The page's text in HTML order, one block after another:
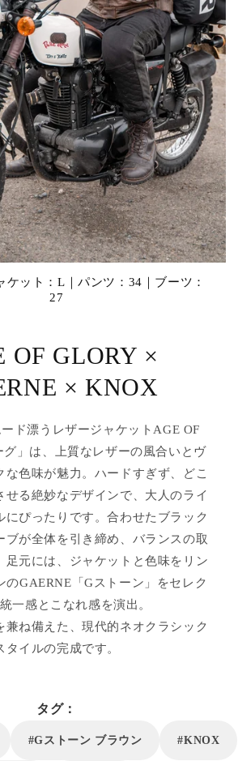
ケット：L｜パンツ：34｜ブーツ：
27
OF GLORY ×
× KNOX
ド漂うレザージャケットAGE OF
グ」は、上質なレザーの風合いとヴ
な色味が魅力。ハードすぎず、どこ
せる絶妙なデザインで、大人のライ
にぴったりです。合わせたブラック
ブが全体を引き締め、バランスの取
足元には、ジャケットと色味をリン
のGAERNE「Gストーン」をセレク
一感とこなれ感を演出。
兼ね備えた、現代的ネオクラシック
タイルの完成です。
タグ：
#Gストーン ブラウン #KNOX